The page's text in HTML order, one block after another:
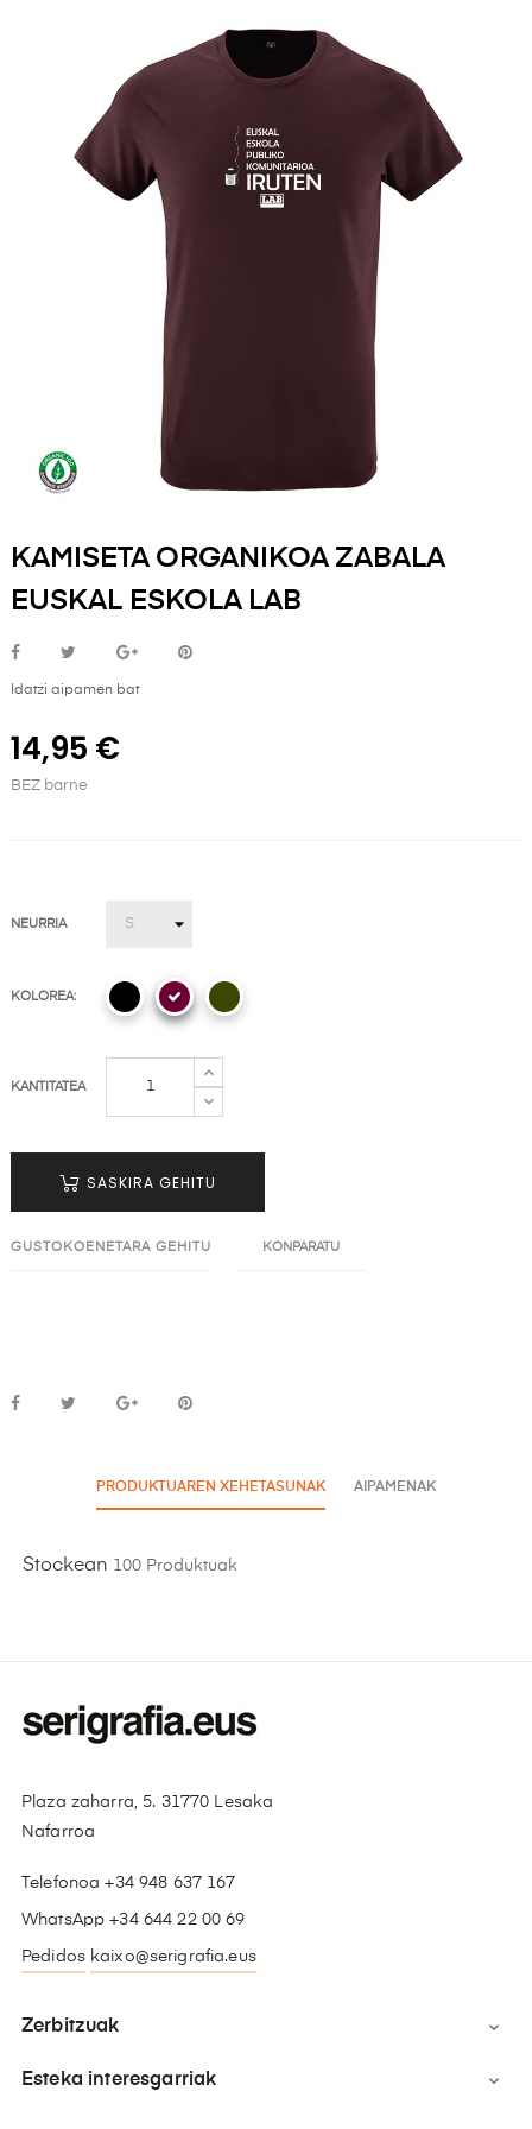
KAMISETA ORGANIKOA ZABALA
EUSKAL ESKOLA LAB
Idatzi aipamen bat
14,95 €
BEZ barne
NEURRIA
KOLOREA:
KANTITATEA
SASKIRA GEHITU
GUSTOKOENETARA GEHITU KONPARATU
PRODUKTUAREN XEHETASUNAK AIPAMENAK
Stockean 100 Produktuak
Plaza zaharra, 5. 31770 Lesaka
Nafarroa
Telefonoa +34 948 637 167
WhatsApp +34 644 22 00 69
Pedidos kaixo@serigrafia.eus
Zerbitzuak 
Esteka interesgarriak 